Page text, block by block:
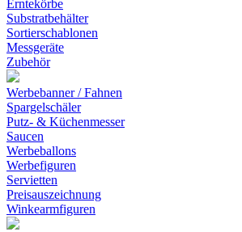
Erntekörbe
Substratbehälter
Sortierschablonen
Messgeräte
Zubehör
Werbebanner / Fahnen
Spargelschäler
Putz- & Küchenmesser
Saucen
Werbeballons
Werbefiguren
Servietten
Preisauszeichnung
Winkearmfiguren